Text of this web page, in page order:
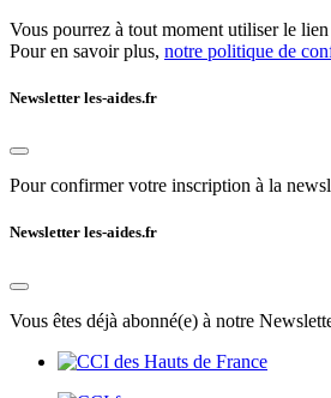
Vous pourrez à tout moment utiliser le
Pour en savoir plus, notre politique de
Newsletter les-aides.fr
Pour confirmer votre inscription à la
Newsletter les-aides.fr
Vous êtes déjà abonné(e) à notre